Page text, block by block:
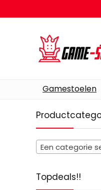
Gamestoelen
Een categorie
Topdeals!!